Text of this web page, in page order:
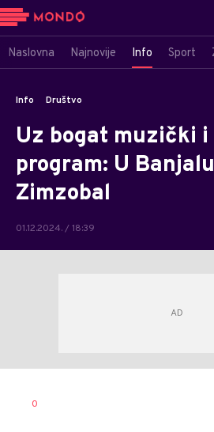
Naslovna Najnovije Info Sport
Info Društvo
Uz bogat muzički
program: U
Zimzobal
01.12.2024. / 18:39
AUTOR
0